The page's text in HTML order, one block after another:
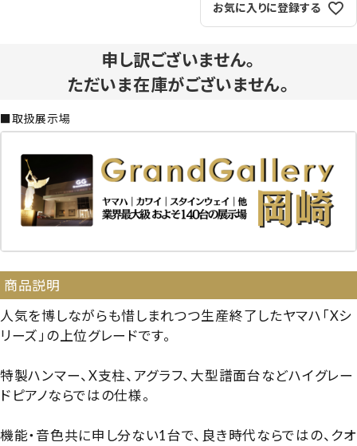
お気に入りに登録する
申し訳ございません。
ただいま在庫がございません。
■取扱展示場
商品説明
人気を博しながらも惜しまれつつ生産終了したヤマハ「Xシ
リーズ」の上位グレードです。
特製ハンマー、X支柱、アグラフ、大型譜面台などハイグレー
ドピアノならではの仕様。
機能・音色共に申し分ない1台で、良き時代ならではの、クオ